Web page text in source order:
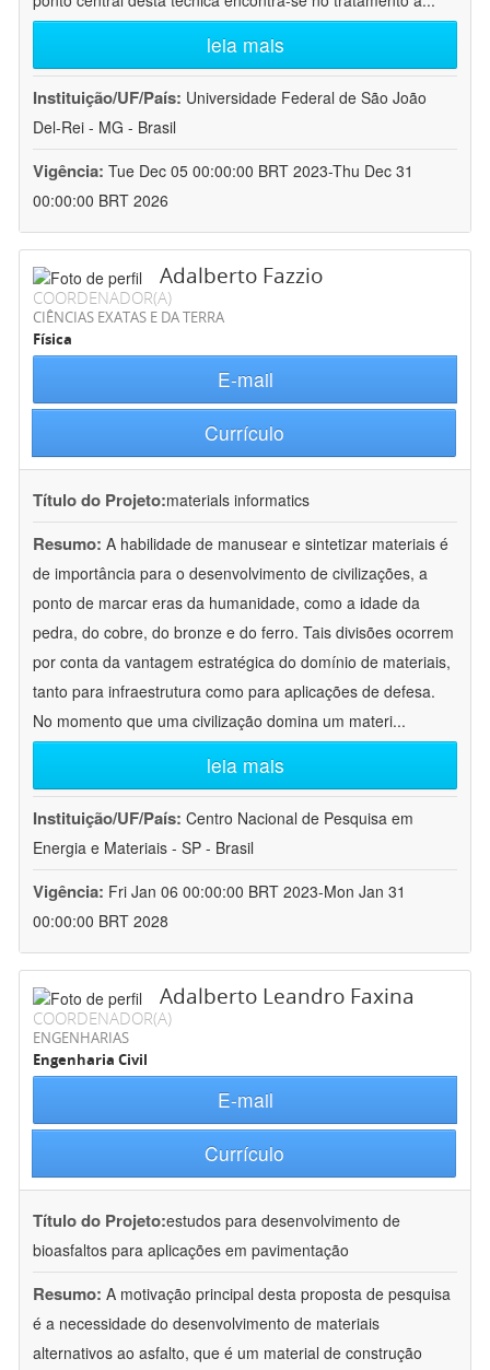
leia mais
Instituição/UF/País: Universidade Federal de São João
Del-Rei - MG - Brasil
Vigência: Tue Dec 05 00:00:00 BRT 2023-Thu Dec 31
00:00:00 BRT 2026
Adalberto Fazzio
COORDENADOR(A)
CIÊNCIAS EXATAS E DA TERRA
Física
E-mail
Currículo
Título do Projeto:materials informatics
Resumo: A habilidade de manusear e sintetizar materiais é
de importância para o desenvolvimento de civilizações, a
ponto de marcar eras da humanidade, como a idade da
pedra, do cobre, do bronze e do ferro. Tais divisões ocorrem
por conta da vantagem estratégica do domínio de materiais,
tanto para infraestrutura como para aplicações de defesa.
No momento que uma civilização domina um materi...
leia mais
Instituição/UF/País: Centro Nacional de Pesquisa em
Energia e Materiais - SP - Brasil
Vigência: Fri Jan 06 00:00:00 BRT 2023-Mon Jan 31
00:00:00 BRT 2028
Adalberto Leandro Faxina
COORDENADOR(A)
ENGENHARIAS
Engenharia Civil
E-mail
Currículo
Título do Projeto:estudos para desenvolvimento de
bioasfaltos para aplicações em pavimentação
Resumo: A motivação principal desta proposta de pesquisa
é a necessidade do desenvolvimento de materiais
alternativos ao asfalto, que é um material de construção